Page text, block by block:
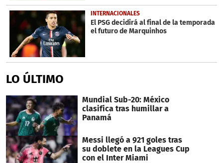
INTERNACIONALES
El PSG decidirá al final de la temporada
el futuro de Marquinhos
LO ÚLTIMO
Mundial Sub-20: México
clasifica tras humillar a
Panamá
Messi llegó a 921 goles tras
su doblete en la Leagues Cup
con el Inter Miami